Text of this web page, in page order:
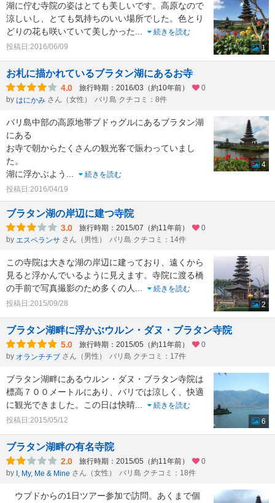
湖に佇む寺院の姿はとても美しいです。高原なので
涼しいし、とても気持ちのいい場所でした。色とり
どりの花も咲いていて美しかった
続きを読む
投稿日:2016/06/09
1
お札に描かれているブラタン湖にあるお寺
4.0 旅行時期：2016/03（約10年前）
0
by はにかみ さん（女性） バリ島 クチコミ：8件
バリ島中部の高原地帯ブドゥグルにあるブラタン湖
にある
お寺で朝からたくさんの観光客で賑わっていまし
た。
湖に浮かぶよう
続きを読む
投稿日:2016/04/19
4
ブラタン湖の岸辺に建つ寺院
3.0 旅行時期：2015/07（約11年前）
0
by エスペランサ さん（男性） バリ島 クチコミ：14件
この寺院は大きな湖の岸辺に建っており、遠くから
見ると浮かんでいるように見えます。寺院に渡る橋
の手前で写真撮影のため多くの人
続きを読む
投稿日:2015/09/28
2
ブラタン湖畔に浮かぶウルン・ダヌ・ブラタン寺院
5.0 旅行時期：2015/05（約11年前）
0
by オランチチブ さん（男性） バリ島 クチコミ：17件
ブラタン湖畔にあるウルン・ダヌ・ブラタン寺院は
標高７００メートルにあり、バリでは涼しく、快適
に観光できました。この日は快晴
続きを読む
投稿日:2015/05/12
6
ブラタン湖畔の有名寺院
2.0 旅行時期：2015/05（約11年前）
0
by I, My, Me & Mine さん（女性） バリ島 クチコミ：18件
ウブドからの1日ツアー参加で訪問。あくまで個